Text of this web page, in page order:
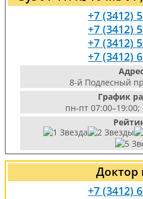
+7 (3412)
+7 (3412)
+7 (3412)
+7 (3412)
8-й Подлесный
График
пн-пт 07:00–19:00;
Доктор
+7 (3412)